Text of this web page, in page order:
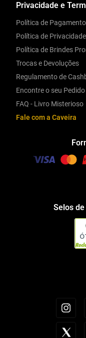
Privacidade e
Política de Pagamento
Política de Privacidade
Política de Brindes
Trocas e Devoluções
Regulamento de
Encontre o seu Pedido
FAQ - Livro Misterioso
Fale com a Caveira
Selos